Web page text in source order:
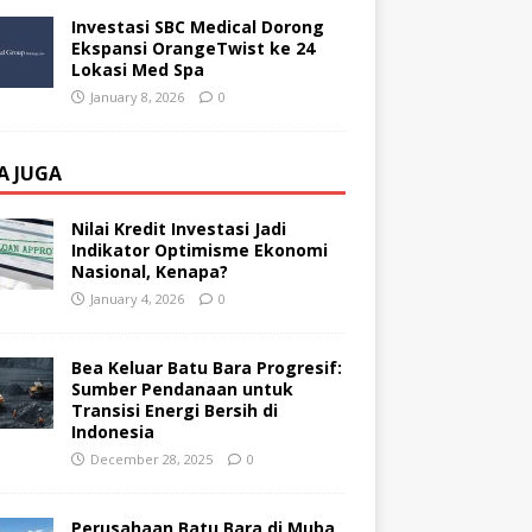
Investasi SBC Medical Dorong
Ekspansi OrangeTwist ke 24
Lokasi Med Spa
January 8, 2026 0
JUGA
Nilai Kredit Investasi Jadi
Indikator Optimisme Ekonomi
Nasional, Kenapa?
January 4, 2026 0
Bea Keluar Batu Bara Progresif:
Sumber Pendanaan untuk
Transisi Energi Bersih di
Indonesia
December 28, 2025 0
Perusahaan Batu Bara di Muba